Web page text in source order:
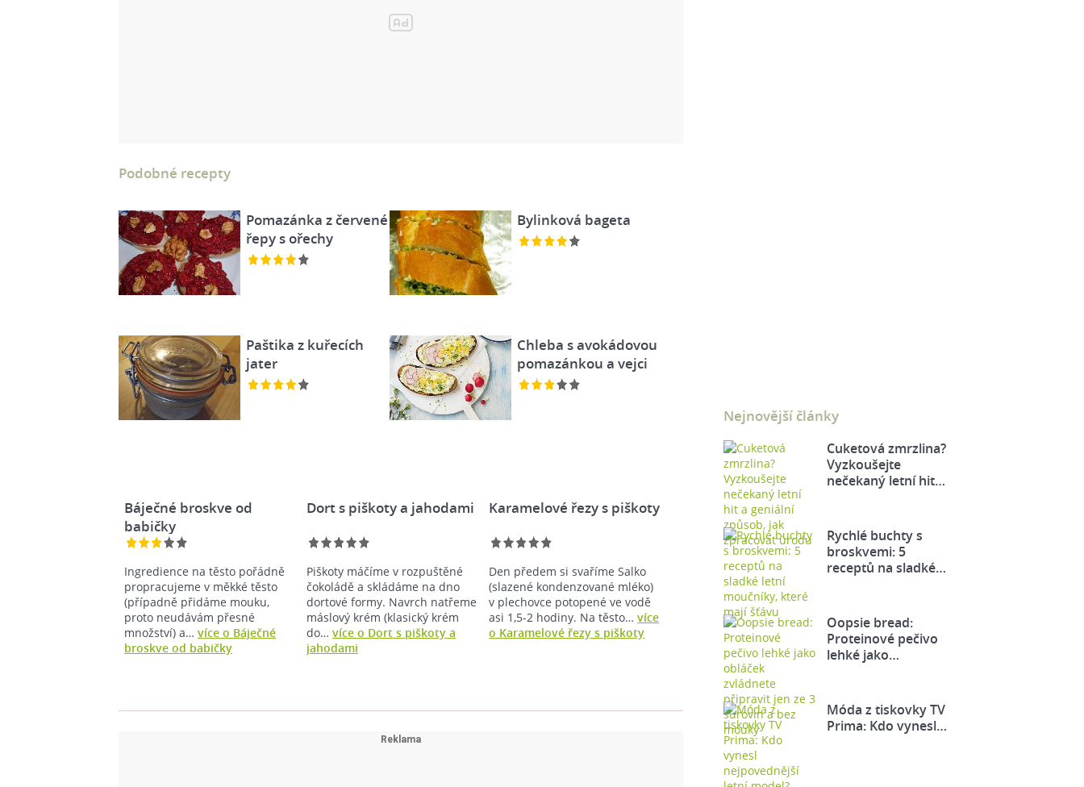
Podobné recepty
Pomazánka z červené
řepy s ořechy
Bylinková bageta
Paštika z kuřecích
jater
Chleba s avokádovou
pomazánkou a vejci
Báječné broskve od
babičky
Ingredience na těsto pořádně
propracujeme v měkké těsto
(případně přidáme mouku,
proto neudávám přesné
množství) a… více o Báječné
broskve od babičky
Dort s piškoty a jahodami
Piškoty máčíme v rozpuštěné
čokoládě a skládáme na dno
dortové formy. Navrch natřeme
máslový krém (klasický krém
do…více o Dort s piškoty a
jahodami
Karamelové řezy s piškoty
Den předem si svaříme Salko
(slazené kondenzované mléko)
v plechovce potopené ve vodě
asi 1,5-2 hodiny. Na těsto…více
o Karamelové řezy s piškoty
Nejnovější články
Cuketová zmrzlina?
Vyzkoušejte
nečekaný letní hit…
Rychlé buchty s
broskvemi: 5
receptů na sladké…
Oopsie bread:
Proteinové pečivo
lehké jako…
Móda z tiskovky TV
Prima: Kdo vynesl…